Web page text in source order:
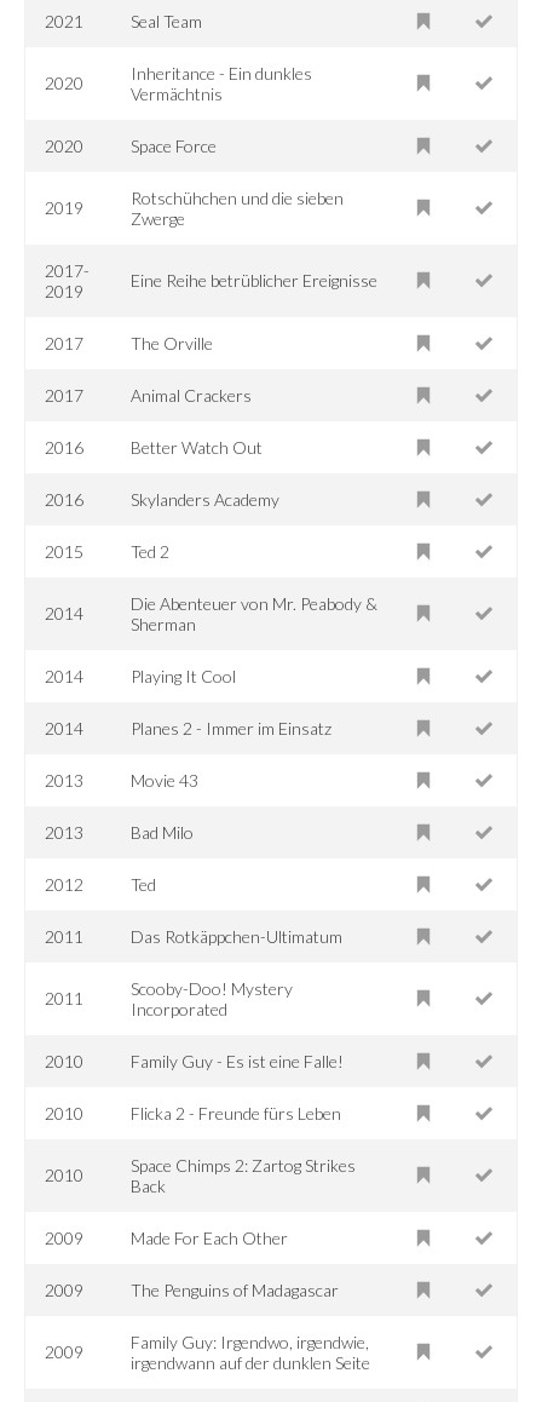
2021 Seal Team
2020
Inheritance - Ein dunkles
Vermächtnis
2020 Space Force
2019
Rotschühchen und die sieben
Zwerge
2017-
2019
Eine Reihe betrüblicher Ereignisse
2017 The Orville
2017 Animal Crackers
2016 Better Watch Out
2016 Skylanders Academy
2015 Ted 2
2014
Die Abenteuer von Mr. Peabody &
Sherman
2014 Playing It Cool
2014 Planes 2 - Immer im Einsatz
2013 Movie 43
2013 Bad Milo
2012 Ted
2011 Das Rotkäppchen-Ultimatum
2011
Scooby-Doo! Mystery
Incorporated
2010 Family Guy - Es ist eine Falle!
2010 Flicka 2 - Freunde fürs Leben
2010
Space Chimps 2: Zartog Strikes
Back
2009 Made For Each Other
2009 The Penguins of Madagascar
2009
Family Guy: Irgendwo, irgendwie,
irgendwann auf der dunklen Seite